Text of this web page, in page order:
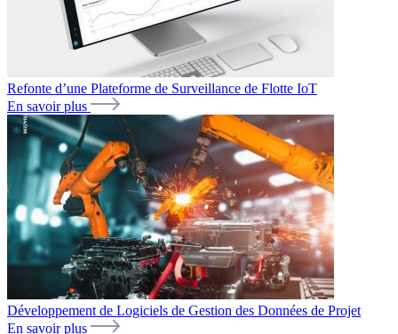
Refonte d’une Plateforme de Surveillance de Flotte IoT
En savoir plus
Développement de Logiciels de Gestion des Données de Projet
En savoir plus